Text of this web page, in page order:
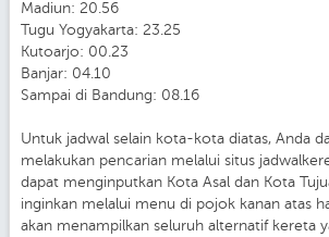
Madiun: 20.56
Tugu Yogyakarta: 23.25
Kutoarjo: 00.23
Banjar: 04.10
Sampai di Bandung: 08.16
Untuk jadwal selain kota-kota diatas, Anda
melakukan pencarian melalui situs
dapat menginputkan Kota Asal dan Kota
inginkan melalui menu di pojok kanan atas
akan menampilkan seluruh alternatif kereta